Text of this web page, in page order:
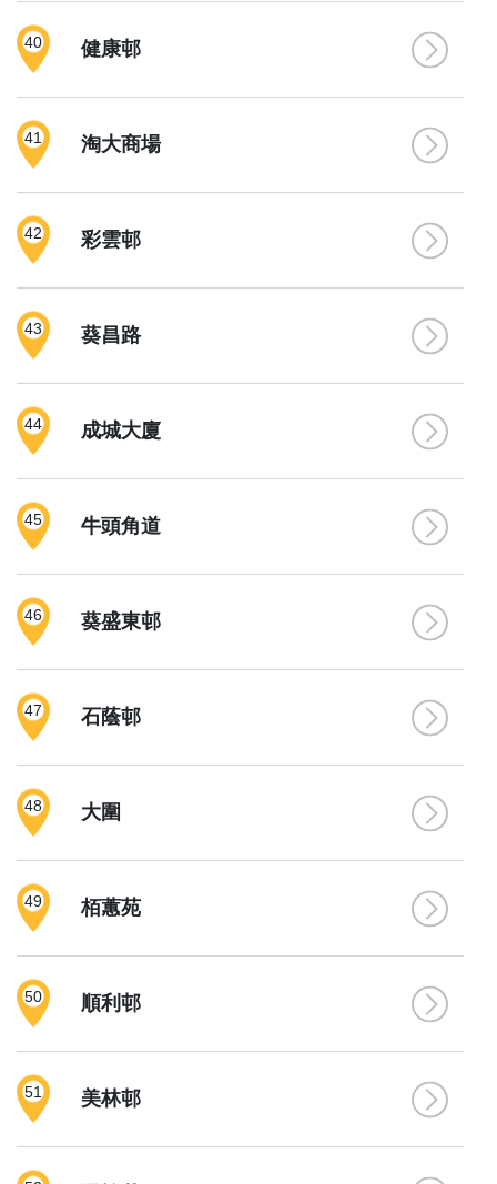
40 健康邨
41 淘大商場
42 彩雲邨
43 葵昌路
44 成城大廈
45 牛頭角道
46 葵盛東邨
47 石蔭邨
48 大圍
49 栢蕙苑
50 順利邨
51 美林邨